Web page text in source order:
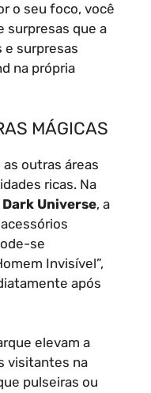
o seu foco, você
surpresas que a
e surpresas
na própria
MÁGICAS
as outras áreas
ricas. Na
Dark Universe, a
se
Invisível”,
após
elevam a
visitantes na
pulseiras ou